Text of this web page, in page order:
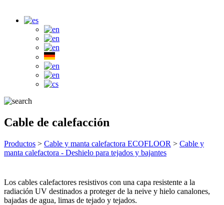
Cable de calefacción
Productos > Cable y manta calefactora ECOFLOOR > Cable y
manta calefactora - Deshielo para tejados y bajantes
Los cables calefactores resistivos con una capa resistente a la
radiación UV destinados a proteger de la neive y hielo canalones,
bajadas de agua, limas de tejado y tejados.